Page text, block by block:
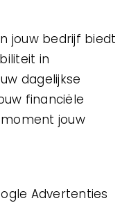
jouw bedrijf biedt
in
dagelijkse
financiële
jouw
Advertenties